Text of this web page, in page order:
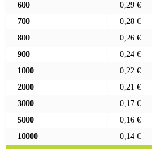
600
0,29 €
700
0,28 €
800
0,26 €
900
0,24 €
1000
0,22 €
2000
0,21 €
3000
0,17 €
5000
0,16 €
10000
0,14 €